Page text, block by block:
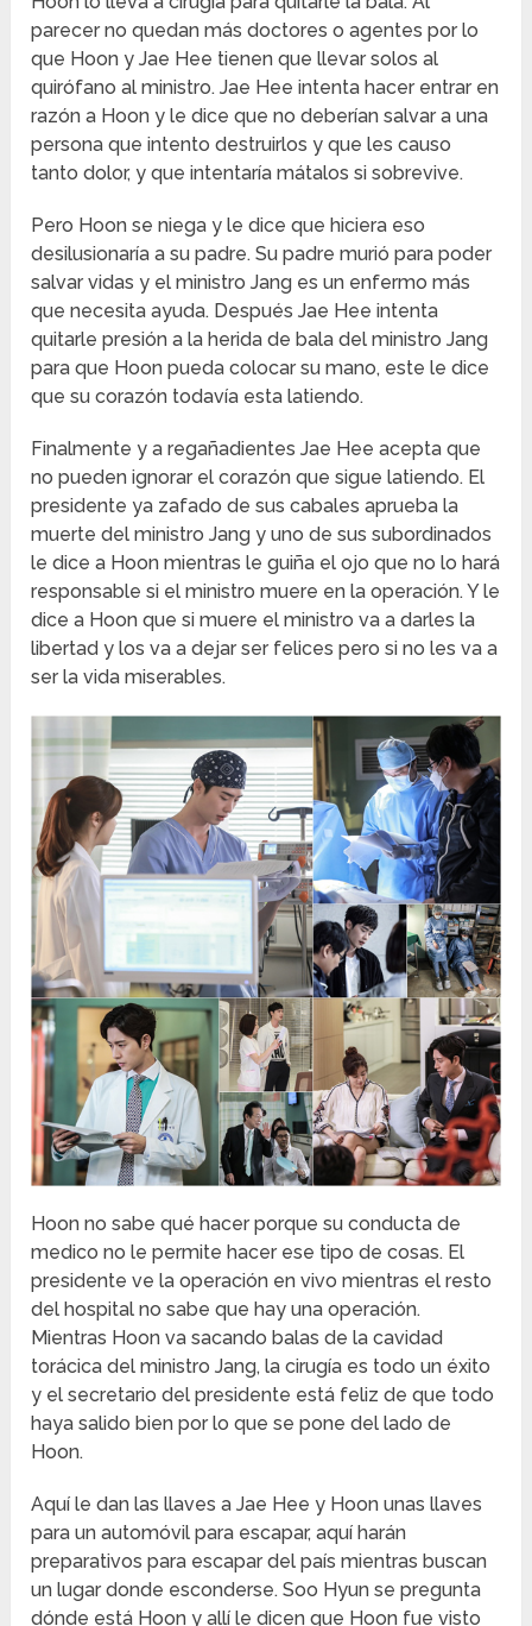
parecer no quedan más doctores o agentes por lo
que Hoon y Jae Hee tienen que llevar solos al
quirófano al ministro. Jae Hee intenta hacer entrar en
razón a Hoon y le dice que no deberían salvar a una
persona que intento destruirlos y que les causo
tanto dolor, y que intentaría mátalos si sobrevive.
Pero Hoon se niega y le dice que hiciera eso
desilusionaría a su padre. Su padre murió para poder
salvar vidas y el ministro Jang es un enfermo más
que necesita ayuda. Después Jae Hee intenta
quitarle presión a la herida de bala del ministro Jang
para que Hoon pueda colocar su mano, este le dice
que su corazón todavía esta latiendo.
Finalmente y a regañadientes Jae Hee acepta que
no pueden ignorar el corazón que sigue latiendo. El
presidente ya zafado de sus cabales aprueba la
muerte del ministro Jang y uno de sus subordinados
le dice a Hoon mientras le guiña el ojo que no lo hará
responsable si el ministro muere en la operación. Y le
dice a Hoon que si muere el ministro va a darles la
libertad y los va a dejar ser felices pero si no les va a
ser la vida miserables.
Hoon no sabe qué hacer porque su conducta de
medico no le permite hacer ese tipo de cosas. El
presidente ve la operación en vivo mientras el resto
del hospital no sabe que hay una operación.
Mientras Hoon va sacando balas de la cavidad
torácica del ministro Jang, la cirugía es todo un éxito
y el secretario del presidente está feliz de que todo
haya salido bien por lo que se pone del lado de
Hoon.
Aquí le dan las llaves a Jae Hee y Hoon unas llaves
para un automóvil para escapar, aquí harán
preparativos para escapar del país mientras buscan
un lugar donde esconderse. Soo Hyun se pregunta
dónde está Hoon y allí le dicen que Hoon fue visto